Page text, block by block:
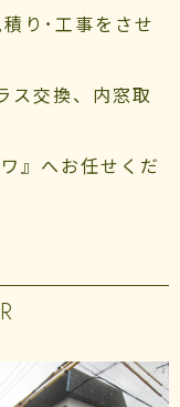
り･工事をさせ
ス交換、内窓取
』へお任せくだ